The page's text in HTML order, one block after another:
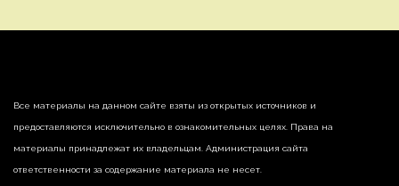
Все материалы на данном сайте взяты из открытых источников и
предоставляются исключительно в ознакомительных целях. Права на
материалы принадлежат их владельцам. Администрация сайта
ответственности за содержание материала не несет.